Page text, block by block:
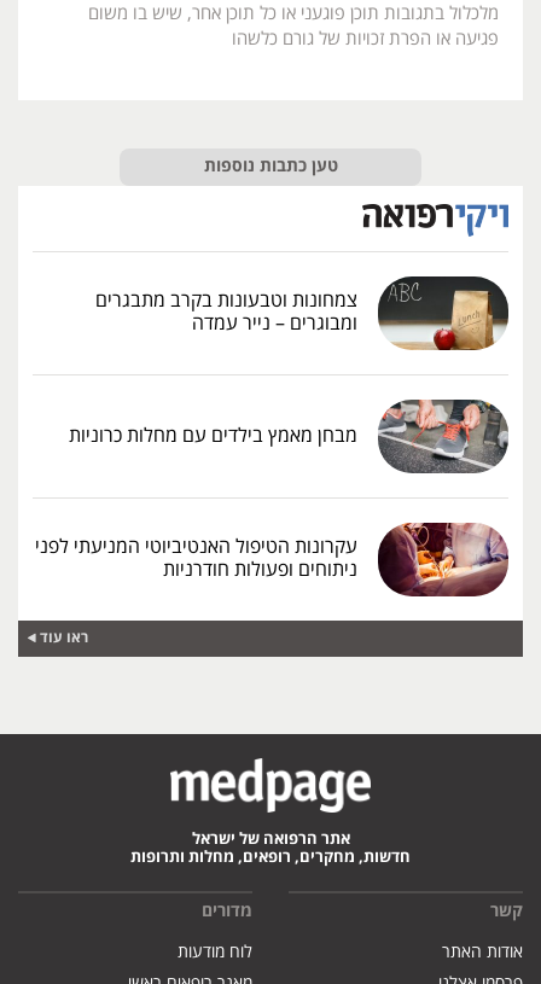
מלכלול בתגובות תוכן פוגעני או כל תוכן אחר, שיש בו משום
פגיעה או הפרת זכויות של גורם כלשהו
טען כתבות נוספות
צמחונות וטבעונות בקרב מתבגרים
ומבוגרים – נייר עמדה
מבחן מאמץ בילדים עם מחלות כרוניות
עקרונות הטיפול האנטיביוטי המניעתי לפני
ניתוחים ופעולות חודרניות
ראו עוד
אתר הרפואה של ישראל
חדשות, מחקרים, רופאים, מחלות ותרופות
קשר
אודות האתר
מדורים
לוח מודעות